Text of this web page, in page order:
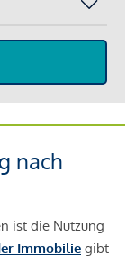
nach
ist die Nutzung
Immobilie gibt